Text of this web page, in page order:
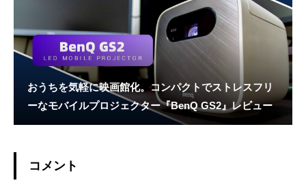
おうちを気軽に映画館化。コンパクトでストレスフリ
ーなモバイルプロジェクター『BenQ GS2』レビュー
コメント